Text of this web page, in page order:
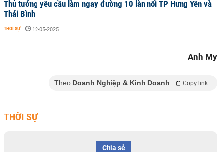
Thủ tướng yêu cầu làm ngay đường 10 làn nối TP Hưng Yên và
Thái Bình
THỜI SỰ - 12-05-2025
Anh My
Theo Doanh Nghiệp & Kinh Doanh Copy link
THỜI SỰ
Chia sẻ